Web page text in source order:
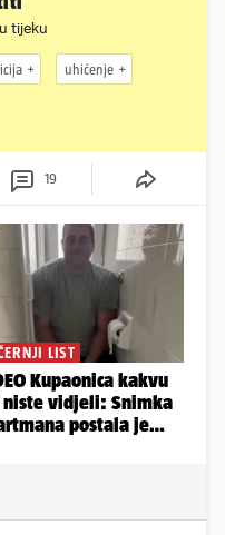
tijeku
uhićenje
19